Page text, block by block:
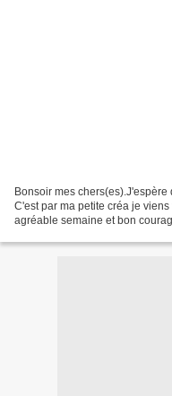
Bonsoir mes
C'est par ma petite créa je
agréable semaine et bon